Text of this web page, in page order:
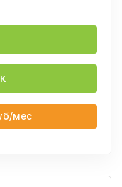
мес